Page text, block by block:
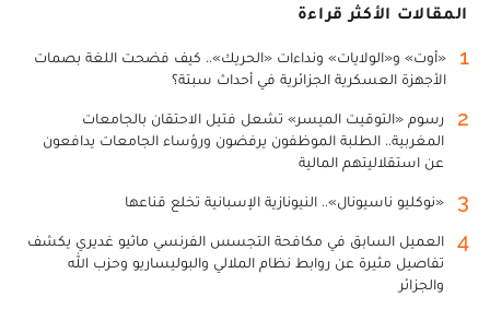
المقالات الأكثر قراءة
1
«أوت» و«الولايات» ونداءات «الحريك».. كيف فضحت اللغة بصمات
الأجهزة العسكرية الجزائرية في أحداث سبتة؟
2
رسوم «التوقيت الميسر» تشعل فتيل الاحتقان بالجامعات
المغربية.. الطلبة الموظفون يرفضون ورؤساء الجامعات يدافعون
عن استقلاليتهم المالية
3 «نوكليو ناسيونال».. النيونازية الإسبانية تخلع قناعها
4
العميل السابق في مكافحة التجسس الفرنسي ماثيو غديري يكشف
تفاصيل مثيرة عن روابط نظام الملالي والبوليساريو وحزب الله
والجزائر